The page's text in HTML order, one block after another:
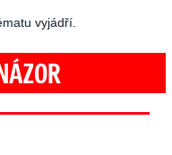
vyjádří.